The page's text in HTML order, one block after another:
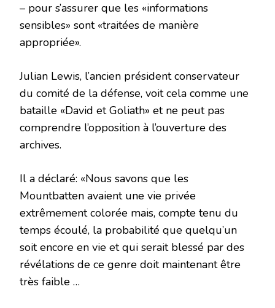
– pour s’assurer que les «informations
sensibles» sont «traitées de manière
appropriée».
Julian Lewis, l’ancien président conservateur
du comité de la défense, voit cela comme une
bataille «David et Goliath» et ne peut pas
comprendre l’opposition à l’ouverture des
archives.
Il a déclaré: «Nous savons que les
Mountbatten avaient une vie privée
extrêmement colorée mais, compte tenu du
temps écoulé, la probabilité que quelqu’un
soit encore en vie et qui serait blessé par des
révélations de ce genre doit maintenant être
très faible …